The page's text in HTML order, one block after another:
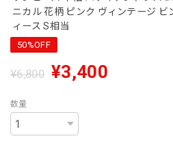
ニカル 花柄 ピンク ヴィンテージ ビ
ィース S相当
50%OFF
¥6,800 ¥3,400
数量